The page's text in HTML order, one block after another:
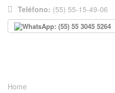
Teléfono: (55) 55-15-49-06
Home